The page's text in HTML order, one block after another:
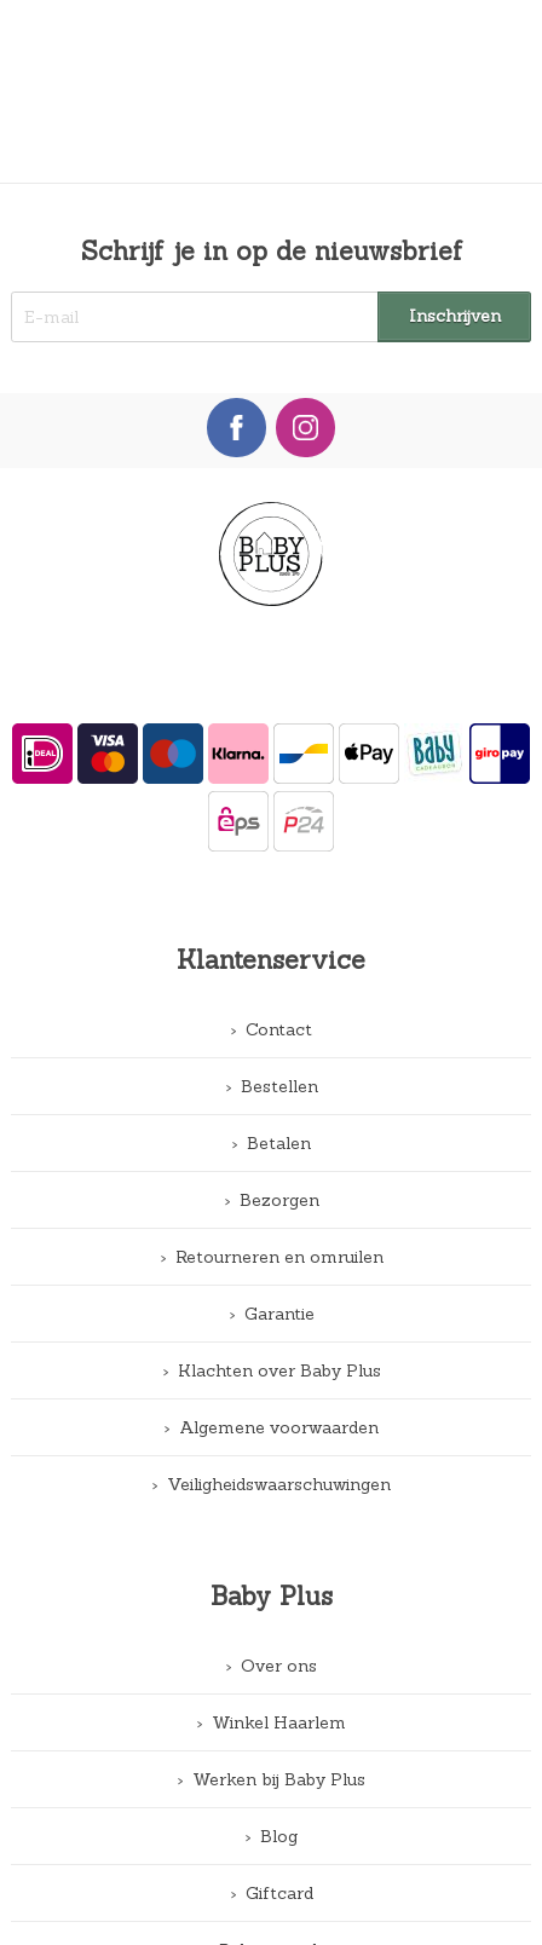
Schrijf je in op de nieuwsbrief
Klantenservice
Contact
Bestellen
Betalen
Bezorgen
Retourneren en omruilen
Garantie
Klachten over Baby Plus
Algemene voorwaarden
Veiligheidswaarschuwingen
Baby Plus
Over ons
Winkel Haarlem
Werken bij Baby Plus
Blog
Giftcard